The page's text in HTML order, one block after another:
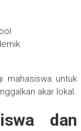
mahasiswa untuk
akar lokal.
dan